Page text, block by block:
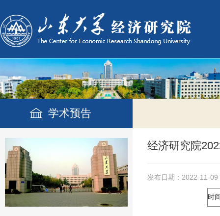
学术预告
经济研究院
发布日期：2022-11-09
时